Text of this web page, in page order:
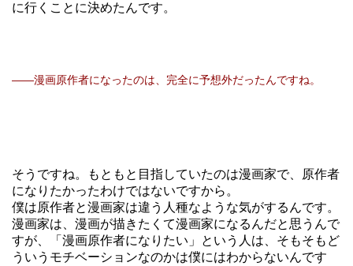
に行くことに決めたんです。
――漫画原作者になったのは、完全に予想外だったんですね。
そうですね。もともと目指していたのは漫画家で、原作者
になりたかったわけではないですから。
僕は原作者と漫画家は違う人種なような気がするんです。
漫画家は、漫画が描きたくて漫画家になるんだと思うんで
すが、「漫画原作者になりたい」という人は、そもそもど
ういうモチベーションなのかは僕にはわからないんです